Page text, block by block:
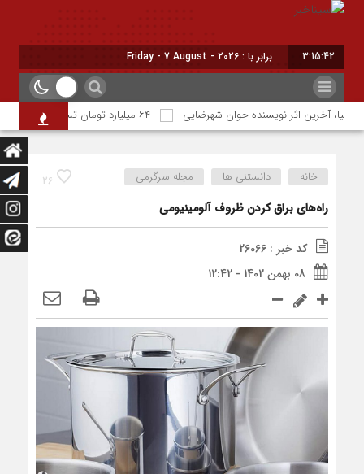
3:15:42 امروز : جمعه - ۱۶ مرداد - ۱۴۰۵
آخرین اثر نویسنده جوان شهرضایی ۶۴ میلیارد تومان تسهیلات اشتغالزایی به مددجویان کمیته امداد شهرضا پرداخت شد
26 خانه دانستنی ها مجله سرگرمی
راه‌های براق کردن ظروف آلومینیومی
کد خبر : 26066
08 بهمن 1402 - 12:42